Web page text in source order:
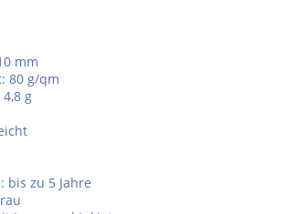
mm
80 g/qm
g
bis zu 5 Jahre